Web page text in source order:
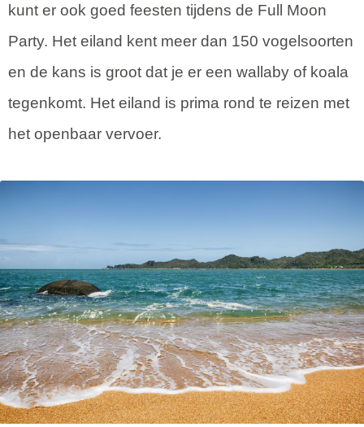
kunt er ook goed feesten tijdens de Full Moon
Party. Het eiland kent meer dan 150 vogelsoorten
en de kans is groot dat je er een wallaby of koala
tegenkomt. Het eiland is prima rond te reizen met
het openbaar vervoer.